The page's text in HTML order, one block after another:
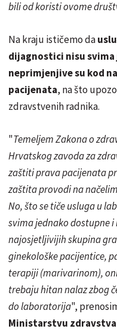
bili od koristi ovome
Na kraju ističemo da
dijagnostici nisu
neprimjenjive su kod
pacijenata, na što
zdravstvenih radnika.
"Temeljem Zakona o
Hrvatskog zavoda za
zaštiti prava pacijenata
zaštita provodi na
No, što se tiče usluga u
svima jednako dostupne
najosjetljivijih skupina
ginekološke pacijentice,
terapiji (marivarinom),
trebaju hitan nalaz zbog
do laboratorija",
Ministarstvu